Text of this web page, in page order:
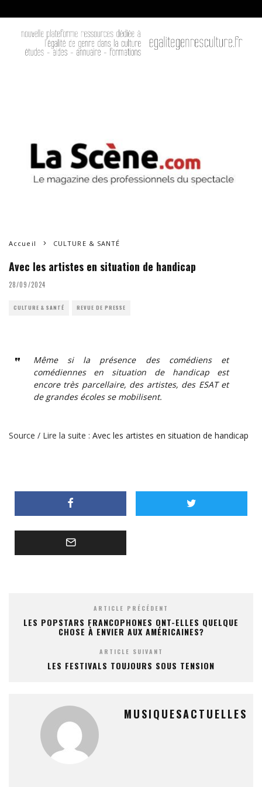
Accueil CULTURE & SANTÉ
Avec les artistes en situation de handicap
28/09/2024
CULTURE & SANTÉ REVUE DE PRESSE
Même si la présence des comédiens et
comédiennes en situation de handicap est
encore très parcellaire, des artistes, des ESAT et
de grandes écoles se mobilisent.
Source / Lire la suite : Avec les artistes en situation de handicap
ARTICLE PRÉCÉDENT
LES POPSTARS FRANCOPHONES ONT-ELLES QUELQUE
CHOSE À ENVIER AUX AMÉRICAINES?
ARTICLE SUIVANT
LES FESTIVALS TOUJOURS SOUS TENSION
MUSIQUESACTUELLES